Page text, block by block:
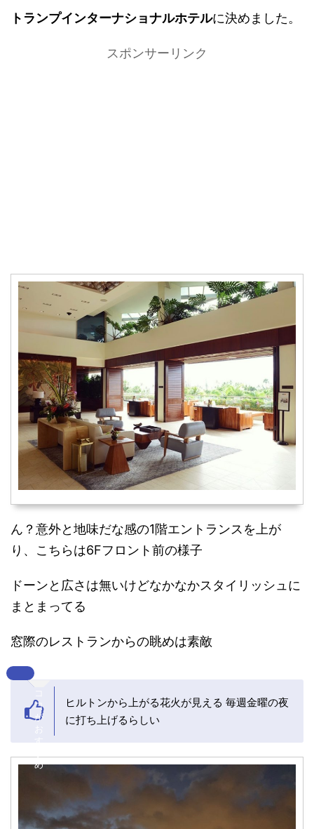
トランプインターナショナルホテルに決めました。
スポンサーリンク
ん？意外と地味だな感の1階エントランスを上が
り、こちらは6Fフロント前の様子
ドーンと広さは無いけどなかなかスタイリッシュに
まとまってる
窓際のレストランからの眺めは素敵
コ
が
め
ヒルトンから上がる花火が見える 毎週金曜の夜
に打ち上げるらしい